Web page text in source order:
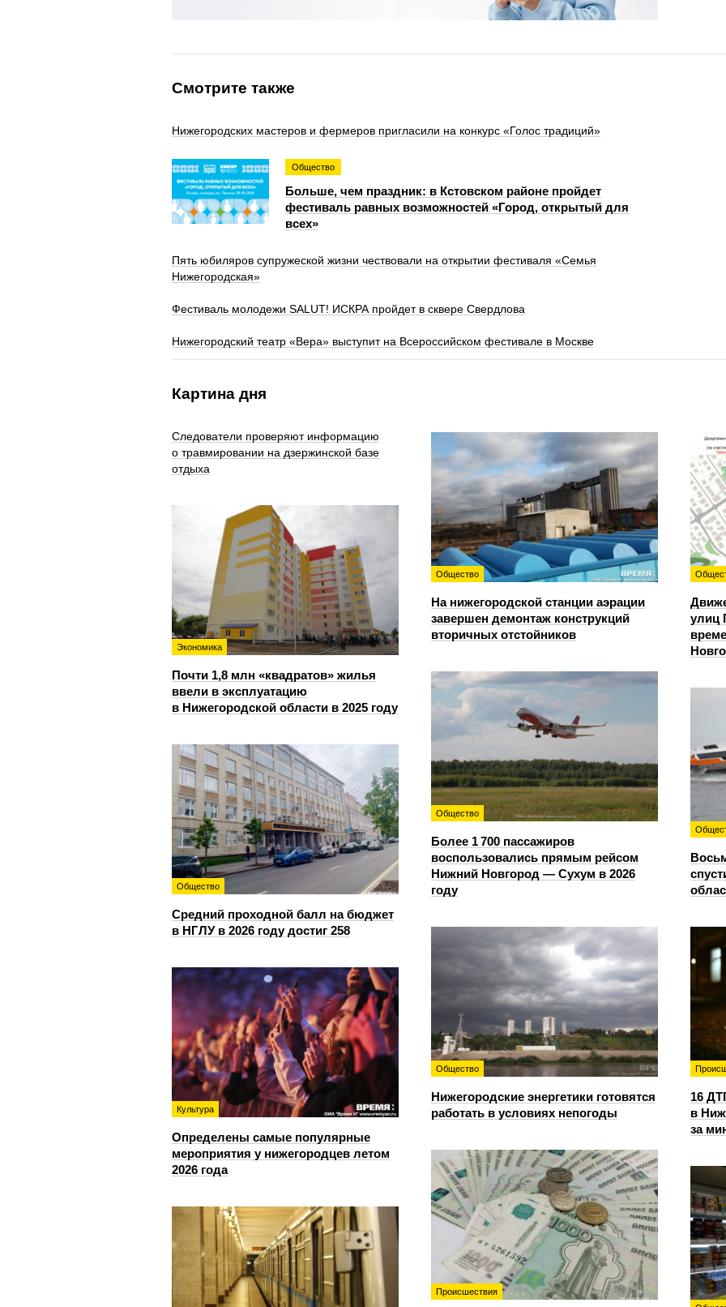
Смотрите также
Нижегородских мастеров и фермеров пригласили на конкурс «Голос традиций»
Общество
Больше, чем праздник: в Кстовском районе пройдет
фестиваль равных возможностей «Город, открытый для
всех»
Пять юбиляров супружеской жизни чествовали на открытии фестиваля «Семья
Нижегородская»
Фестиваль молодежи SALUT! ИСКРА пройдет в сквере Свердлова
Нижегородский театр «Вера» выступит на Всероссийском фестивале в Москве
Картина дня
Следователи проверяют информацию
о травмировании на дзержинской базе
отдыха
Общество
На нижегородской станции аэрации
завершен демонтаж конструкций
вторичных отстойников
улиц
Экономика
Почти 1,8 млн «квадратов» жилья
ввели в эксплуатацию
в Нижегородской области в 2025 году
Общество
Более 1 700 пассажиров
воспользовались прямым рейсом
Нижний Новгород — Сухум в 2026
году
Общество
Средний проходной балл на бюджет
в НГЛУ в 2026 году достиг 258
Общество
Нижегородские энергетики готовятся
работать в условиях непогоды
16
в
за
Культура
Определены самые популярные
мероприятия у нижегородцев летом
2026 года
Происшествия